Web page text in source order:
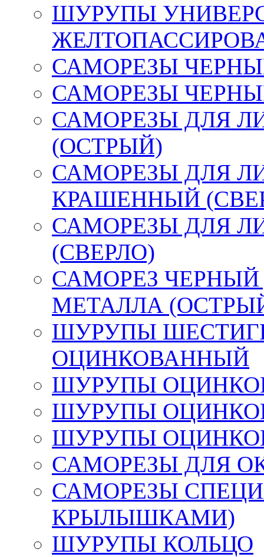
ШУРУПЫ
САМОРЕЗЫ
САМОРЕЗЫ
САМОРЕЗЫ ДЛЯ
(ОСТРЫЙ)
САМОРЕЗЫ ДЛЯ
КРАШЕННЫЙ
САМОРЕЗЫ ДЛЯ
(СВЕРЛО)
САМОРЕЗ
МЕТАЛЛА
ШУРУПЫ
ОЦИНКОВАННЫЙ
ШУРУПЫ
ШУРУПЫ
ШУРУПЫ
САМОРЕЗЫ ДЛЯ
САМОРЕЗЫ
КРЫЛЫШКАМИ)
ШУРУПЫ КОЛЬЦО